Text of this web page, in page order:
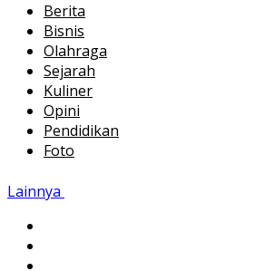
Berita
Bisnis
Olahraga
Sejarah
Kuliner
Opini
Pendidikan
Foto
Lainnya